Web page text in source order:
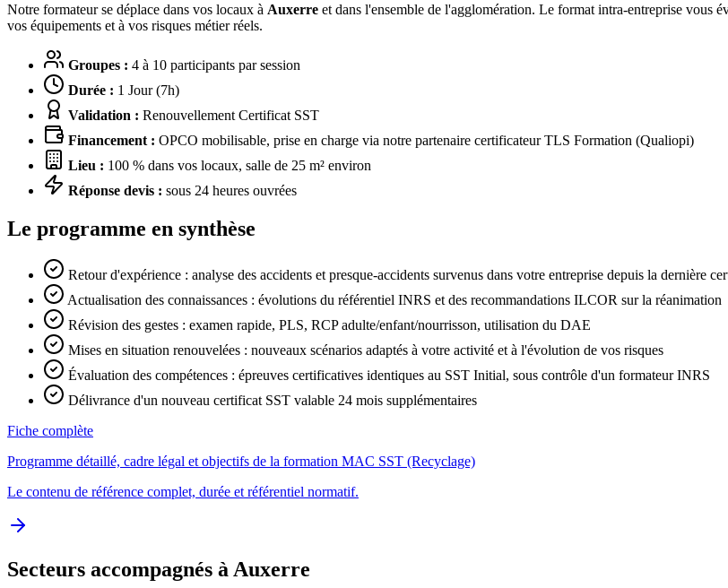
Notre formateur se déplace dans vos locaux à Auxerre et dans l'ensemble de l'agglomération. Le format intra-entreprise vous
vos équipements et à vos risques métier réels.
Groupes : 4 à 10 participants par session
Durée : 1 Jour (7h)
Validation : Renouvellement Certificat SST
Financement : OPCO mobilisable, prise en charge via notre partenaire certificateur TLS Formation (Qualiopi)
Lieu : 100 % dans vos locaux, salle de 25 m² environ
Réponse devis : sous 24 heures ouvrées
Le programme en synthèse
Retour d'expérience : analyse des accidents et presque-accidents survenus dans votre entreprise depuis la dernière
Actualisation des connaissances : évolutions du référentiel INRS et des recommandations ILCOR sur la réanimation
Révision des gestes : examen rapide, PLS, RCP adulte/enfant/nourrisson, utilisation du DAE
Mises en situation renouvelées : nouveaux scénarios adaptés à votre activité et à l'évolution de vos risques
Évaluation des compétences : épreuves certificatives identiques au SST Initial, sous contrôle d'un formateur INRS
Délivrance d'un nouveau certificat SST valable 24 mois supplémentaires
Fiche complète
Programme détaillé, cadre légal et objectifs de la formation MAC SST (Recyclage)
Le contenu de référence complet, durée et référentiel normatif.
Secteurs accompagnés à Auxerre